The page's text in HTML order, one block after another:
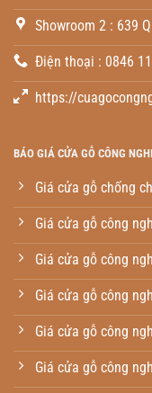
Showroom 2 : 639
Điện thoại : 0846
https://
BÁO GIÁ CỬA GỖ CÔNG
Giá cửa gỗ chống
Giá cửa gỗ công
Giá cửa gỗ công
Giá cửa gỗ công
Giá cửa gỗ công
Giá cửa gỗ công